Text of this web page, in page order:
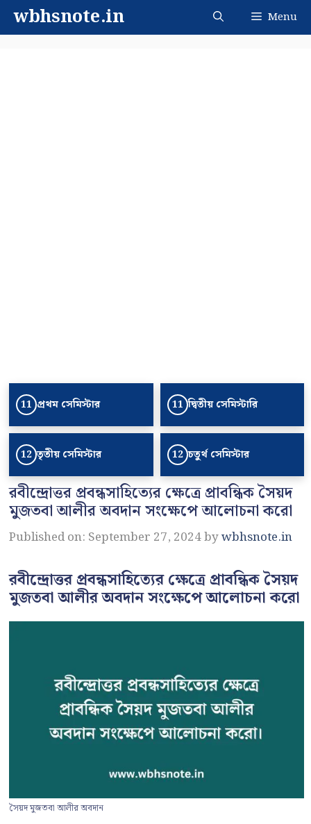
Skipwbhsnote.in Menu
11 প্রথম সেমিস্টার 11 দ্বিতীয় সেমিস্টারি
12 তৃতীয় সেমিস্টার 12 চতুর্থ সেমিস্টার
রবীন্দ্রোত্তর প্রবন্ধসাহিত্যের ক্ষেত্রে প্রাবন্ধিক সৈয়দ
মুজতবা আলীর অবদান সংক্ষেপে আলোচনা করো
Published on: September 27, 2024bywbhsnote.in
রবীন্দ্রোত্তর প্রবন্ধসাহিত্যের ক্ষেত্রে প্রাবন্ধিক সৈয়দ
মুজতবা আলীর অবদান সংক্ষেপে আলোচনা করো
সৈয়দ মুজতবা আলীর অবদান